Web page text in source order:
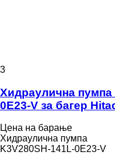
3
Хидраулична пумпа
0E23-V за багер
Цена на барање
Хидраулична пумпа
K3V280SH-141L-0E23-V